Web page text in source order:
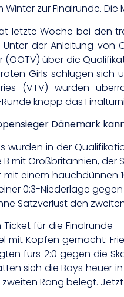
zur Finalrunde.
letzte Woche bei den
der Anleitung von
über die
Girls schlugen sich
(VTV) wurden
knapp das
Dänemark
wurden in der
mit Großbritannien, der
mit einem hauchdünnen
0:3-Niederlage
Satzverlust den
für die Finalrunde
mit Köpfen gemacht:
fürs 2:0 gegen die
sich die Boys heuer
Rang belegt.